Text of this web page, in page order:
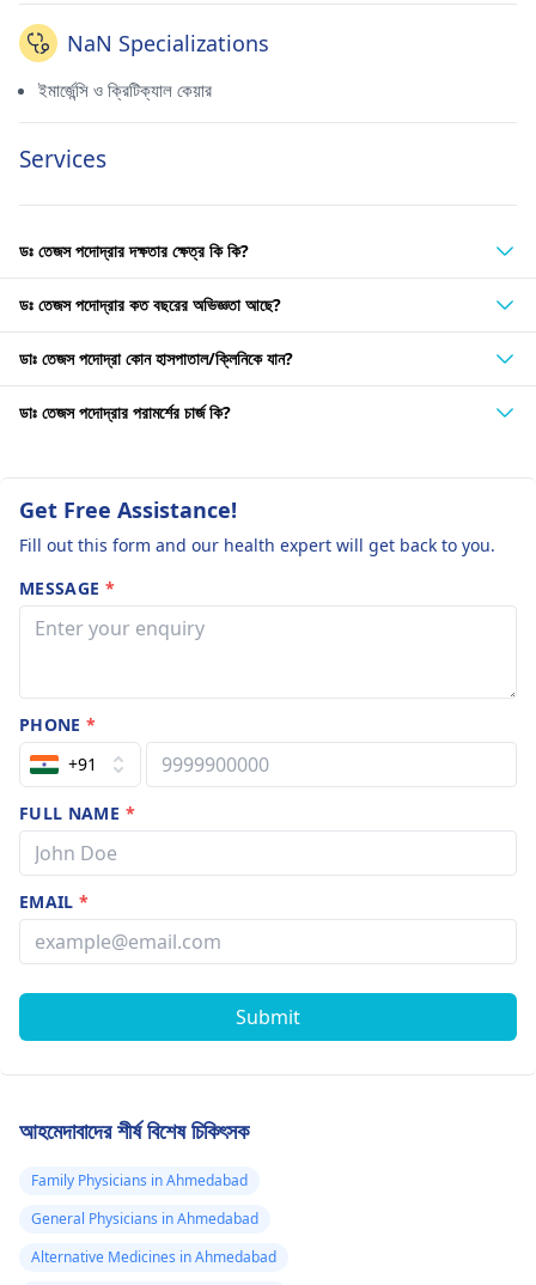
NaN Specializations
ইমার্জেন্সি ও ক্রিটিক্যাল কেয়ার
Services
ডঃ তেজস পদোদ্রার দক্ষতার ক্ষেত্র কি কি?
ডঃ তেজস পদোদ্রার কত বছরের অভিজ্ঞতা আছে?
ডাঃ তেজস পদোদ্রা কোন হাসপাতাল/ক্লিনিকে যান?
ডাঃ তেজস পদোদ্রার পরামর্শের চার্জ কি?
Get Free Assistance!
Fill out this form and our health expert will get back to you.
MESSAGE *
PHONE*
+91
FULL NAME *
EMAIL*
Submit
আহমেদাবাদের শীর্ষ বিশেষ চিকিৎসক
Family Physicians in Ahmedabad
General Physicians in Ahmedabad
Alternative Medicines in Ahmedabad